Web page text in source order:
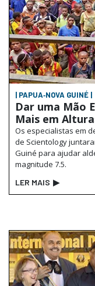
| PAPUA‑NOVA GUINÉ |
Dar uma Mão
Mais em
Os especialistas em
de Scientology
Guiné para ajudar
magnitude 7.5.
LER MAIS ▶